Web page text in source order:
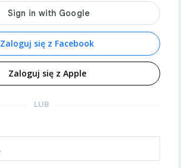
Zaloguj się z Facebook
Zaloguj się z Apple
LUB